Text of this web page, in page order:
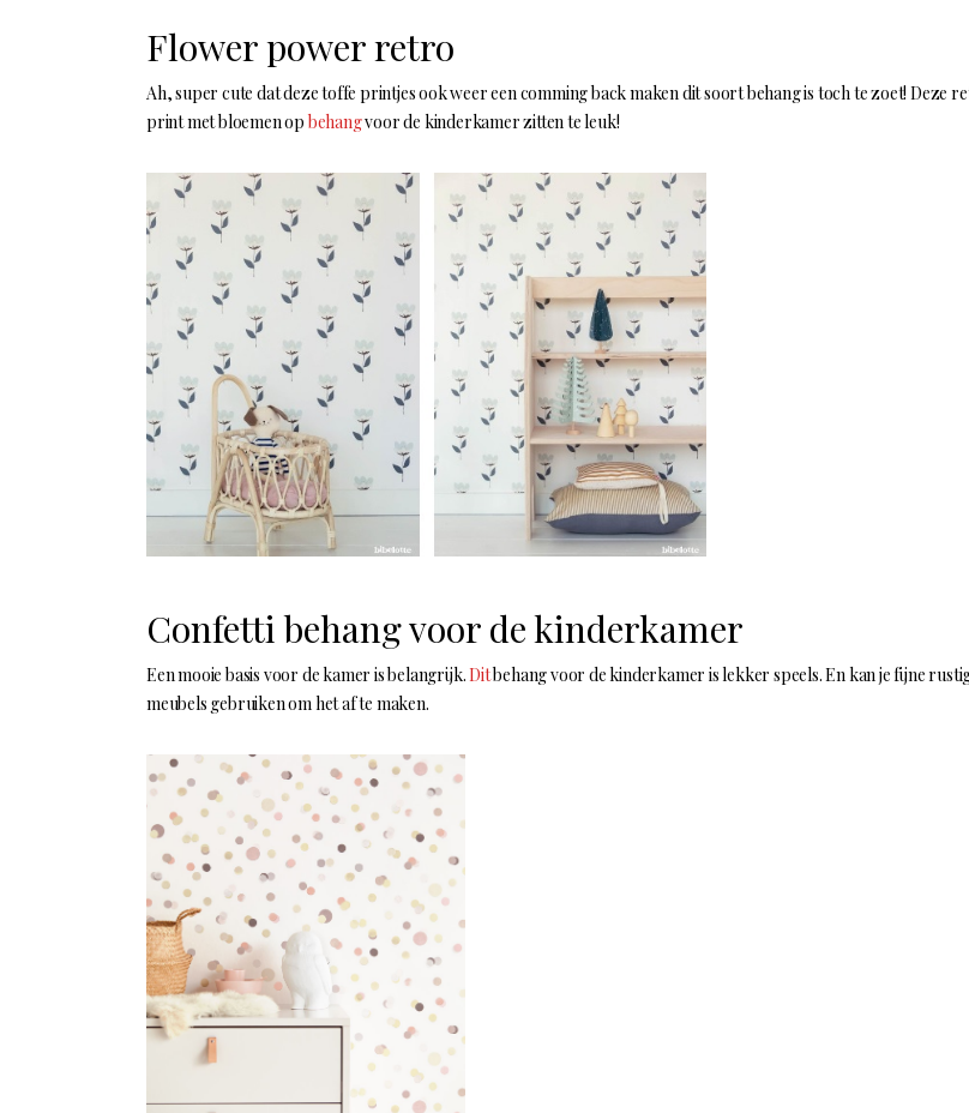
Flower power retro
Ah, super cute dat deze toffe printjes ook weer een comming back maken dit soort behang is toch te zoet! Deze
print met bloemen op behangvoor de kinderkamer zitten te leuk!
Confetti behang voor de kinderkamer
Een mooie basis voor de kamer is belangrijk.Ditbehang voor de kinderkamer is lekker speels. En kan je fijne
meubels gebruiken om het af te maken.